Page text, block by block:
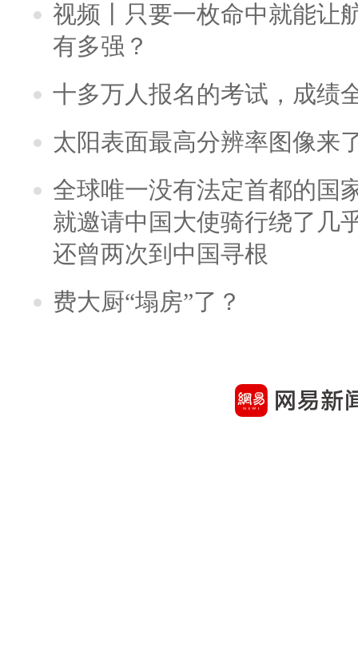
视频丨只要一枚命中就能让
有多强？
十多万人报名的考试，成绩
太阳表面最高分辨率图像来
全球唯一没有法定首都的国
就邀请中国大使骑行绕了几
还曾两次到中国寻根
费大厨“塌房”了？